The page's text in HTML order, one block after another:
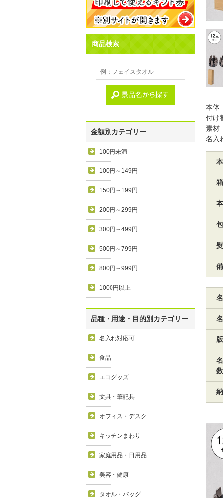
商品検索
金額別カテゴリー
100円未満
100円～149円
150円～199円
200円～299円
300円～499円
500円～799円
800円～999円
1000円以上
品種・用途・目的別カテゴリー
名入れ対応可
食品
エコグッズ
文具・筆記具
オフィス・デスク
キッチンまわり
家庭用品・日用品
美容・健康
タオル・バッグ
本体
付け
素材
名入
数